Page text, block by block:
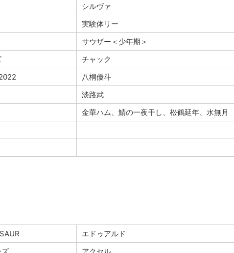
シルヴァ
実験体リー
サウザー＜少年期＞
チャック
八桐優斗
淡路武
金華ハム、鯖の一夜干し、松鶴延年、水無月
エドゥアルド
ズ
アクセル